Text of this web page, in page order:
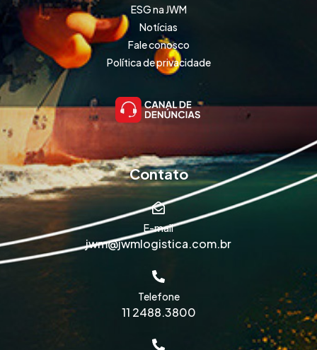
ESG na JWM
Notícias
Fale conosco
Política de privacidade
Contato
E-mail
jwm@jwmlogistica.com.br
Telefone
11 2488.3800